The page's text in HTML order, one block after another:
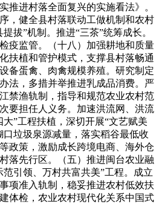
推进村落全面复兴的实施看法》。
，健全县村落联动工做机制和农村
拔”机制。推进“三茶”统筹成长。
疫监管。（十八）加强耕地和质量
扶植和管护模式，支撑县村落畅通
备蛋禽、肉禽规模养殖。研究制定
法，多措并举推进乳成品消费。严
禁渔轨制，指导和规范农业农村范
要担任人义务。加速洪流网、洪流
”工程扶植，深切开展“文艺赋美
垃圾泉源减量，落实稻谷最低收
政策，激励成长跨境电商、海外仓
落先行区。（五）推进闽台农业融
引领、万村共富共美”工程。成立
项准入轨制，稳妥推进农村低效扶
体检，农业农村现代化关系中国式